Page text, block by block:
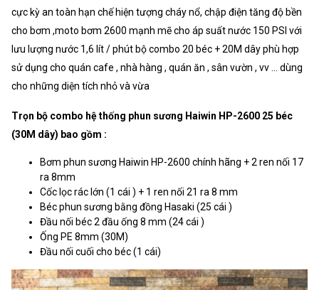
cực kỳ an toàn hạn chế hiện tượng cháy nổ, chập điện tăng độ bền
cho bơm ,moto bơm 2600 mạnh mẽ cho áp suất nước 150 PSI với
lưu lượng nước 1,6 lít / phút bộ combo 20 béc + 20M dây phù hợp
sử dụng cho quán cafe , nhà hàng , quán ăn , sân vườn , vv ... dùng
cho những diện tích nhỏ và vừa
Trọn bộ combo hệ thống phun sương Haiwin HP-2600 25 béc
(30M dây) bao gồm :
Bơm phun sương Haiwin HP-2600 chính hãng + 2 ren nối 17
ra 8mm
Cốc lọc rác lớn (1 cái ) + 1 ren nối 21 ra 8 mm
Béc phun sương bằng đồng Hasaki (25 cái )
Đầu nối béc 2 đầu ống 8 mm (24 cái )
Ống PE 8mm (30M)
Đầu nối cuối cho béc (1 cái)